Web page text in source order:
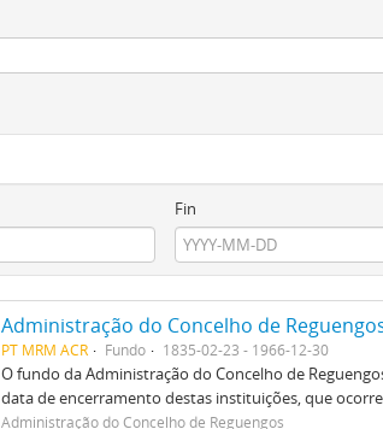
Fin
Administração do Concelho de
PT MRM ACR Fundo 1835-02-23 - 1966-12-30
O fundo da Administração do Concelho de
data de encerramento destas instituições, que
Administração do Concelho de Reguengos